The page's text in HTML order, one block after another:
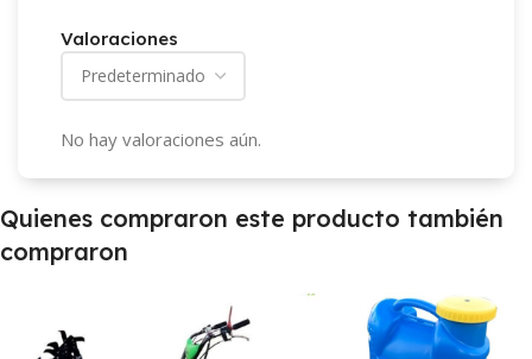
Valoraciones
No hay valoraciones aún.
Quienes compraron este producto también
compraron